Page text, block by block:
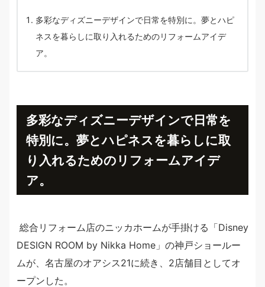
多彩なディズニーデザインで日常を特別に。夢とハピ
ネスを暮らしに取り入れるためのリフォームアイデ
ア。
多彩なディズニーデザインで日常を
特別に。夢とハピネスを暮らしに取
り入れるためのリフォームアイデ
ア。
総合リフォーム店のニッカホームが手掛ける「Disney
DESIGN ROOM by Nikka Home」の神戸ショールー
ムが、名古屋のオアシス21に続き、2店舗目としてオ
ープンした。